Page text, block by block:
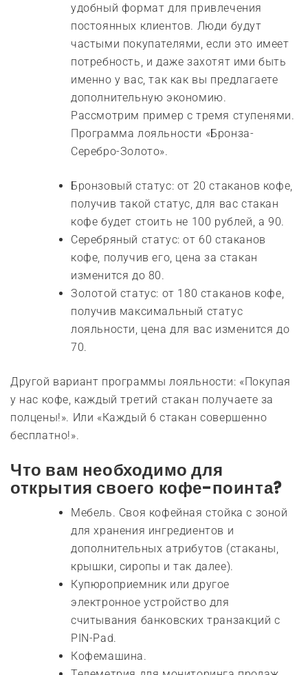
удобный формат для привлечения
постоянных клиентов. Люди будут
частыми покупателями, если это имеет
потребность, и даже захотят ими быть
именно у вас, так как вы предлагаете
дополнительную экономию.
Рассмотрим пример с тремя ступенями.
Программа лояльности «Бронза-
Серебро-Золото».
Бронзовый статус: от 20 стаканов кофе,
получив такой статус, для вас стакан
кофе будет стоить не 100 рублей, а 90.
Серебряный статус: от 60 стаканов
кофе, получив его, цена за стакан
изменится до 80.
Золотой статус: от 180 стаканов кофе,
получив максимальный статус
лояльности, цена для вас изменится до
70.
Другой вариант программы лояльности: «Покупая
у нас кофе, каждый третий стакан получаете за
полцены!». Или «Каждый 6 стакан совершенно
бесплатно!».
Что вам необходимо для
открытия своего кофе-поинта?
Мебель. Своя кофейная стойка с зоной
для хранения ингредиентов и
дополнительных атрибутов (стаканы,
крышки, сиропы и так далее).
Купюроприемник или другое
электронное устройство для
считывания банковских транзакций с
PIN-Pad.
Кофемашина.